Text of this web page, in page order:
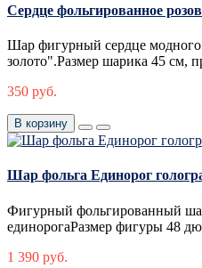
Сердце фольгированное
Шар фигурный сердце модного
золото".Размер шарика 45 см,
350 руб.
В корзину
Шар фольга Единорог
Фигурный фольгированный
единорогаРазмер фигуры 48
1 390 руб.